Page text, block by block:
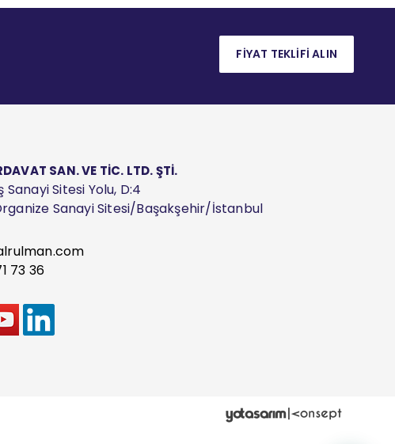
FİYAT TEKLİFİ ALIN
SAN. VE TİC. LTD. ŞTİ.
Sitesi Yolu, D:4
Sanayi Sitesi/Başakşehir/İstanbul
73 36